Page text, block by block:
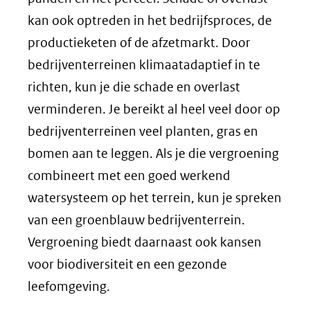
kan ook optreden in het bedrijfsproces, de
productieketen of de afzetmarkt. Door
bedrijventerreinen klimaatadaptief in te
richten, kun je die schade en overlast
verminderen. Je bereikt al heel veel door op
bedrijventerreinen veel planten, gras en
bomen aan te leggen. Als je die vergroening
combineert met een goed werkend
watersysteem op het terrein, kun je spreken
van een groenblauw bedrijventerrein.
Vergroening biedt daarnaast ook kansen
voor biodiversiteit en een gezonde
leefomgeving.